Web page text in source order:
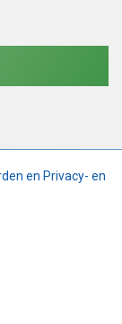
en Privacy- en